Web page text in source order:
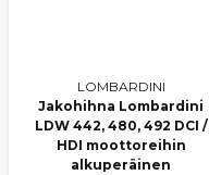
LOMBARDINI
Jakohihna Lombardini
LDW 442, 480, 492 DCI /
HDI moottoreihin
alkuperäinen